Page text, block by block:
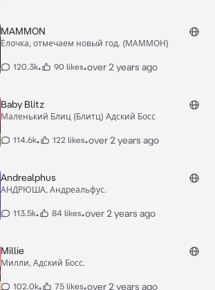
MAMMON
Ёлочка, отмечаем новый год. (МАММОН)
120.3k• 90 likes•over 2 years ago
Baby Blitz
Маленький Блиц (Блитц) Адский Босс
114.6k• 122 likes•over 2 years ago
Andrealphus
АНДРЮША, Андреальфус.
113.5k• 84 likes•over 2 years ago
Millie
Милли, Адский Босс.
102.0k• 75 likes•over 2 years ago